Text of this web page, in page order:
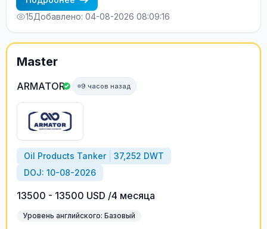
15Добавлено: 04-08-2026 08:09:16
Master
ARMATOR 9 часов назад
Oil Products Tanker
37,252 DWT
DOJ: 10-08-2026
13500 - 13500 USD /4 месяца
Уровень английского: Базовый